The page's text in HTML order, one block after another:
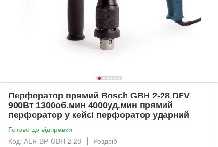
Перфоратор прямий Bosch GBH 2-28 DFV
900Вт 1300об.мин 4000уд.мин прямий
перфоратор у кейсі перфоратор ударний
Готово до відправки
Код: ALR-BP-GBH 2-28
Роздріб